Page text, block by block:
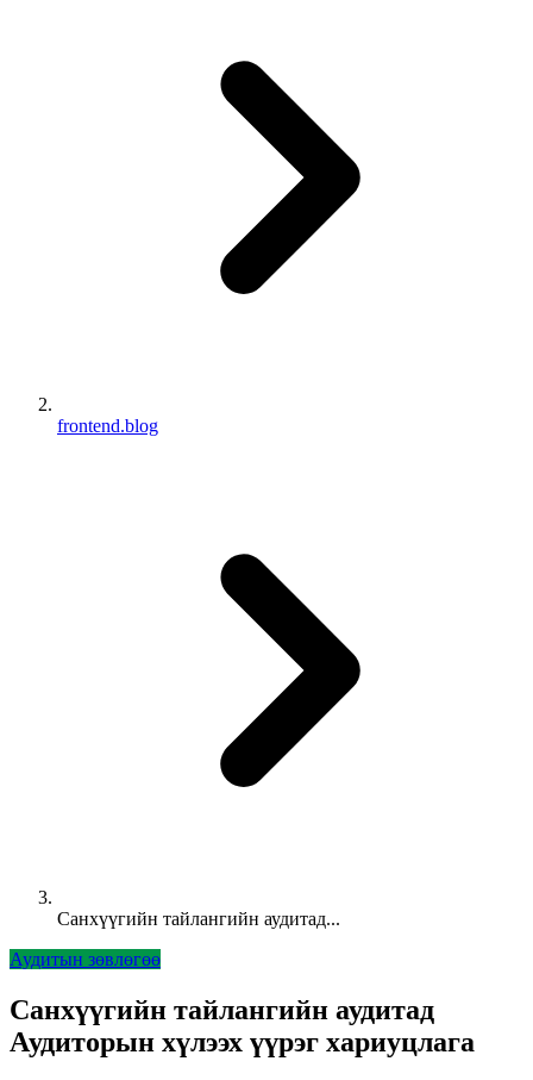
frontend.blog
Санхүүгийн тайлангийн аудитад...
Аудитын зөвлөгөө
Санхүүгийн тайлангийн аудитад
Аудиторын хүлээх үүрэг хариуцлага